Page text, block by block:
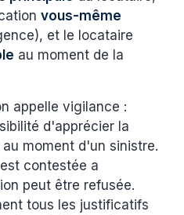
vous-même
et le locataire
au moment de la
appelle vigilance :
d'apprécier la
moment d'un sinistre.
contestée a
peut être refusée.
tous les justificatifs